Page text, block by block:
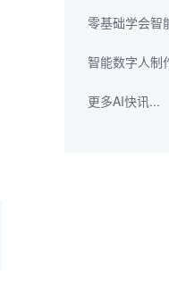
零基础学会智
智能数字人制
更多AI快讯...